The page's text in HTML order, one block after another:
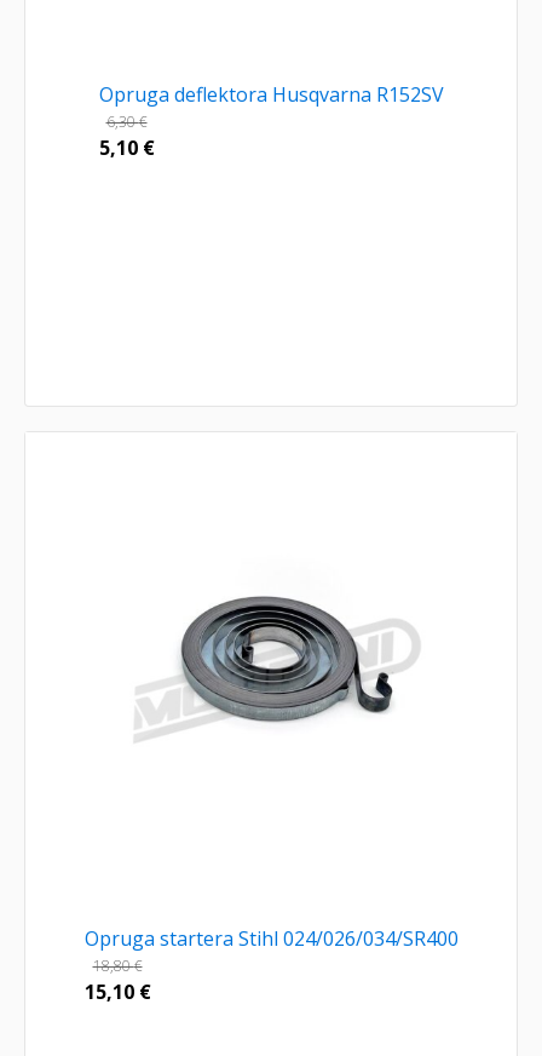
Opruga deflektora Husqvarna R152SV
6,30€
5,10 €
Opruga startera Stihl 024/026/034/SR400
18,80€
15,10 €